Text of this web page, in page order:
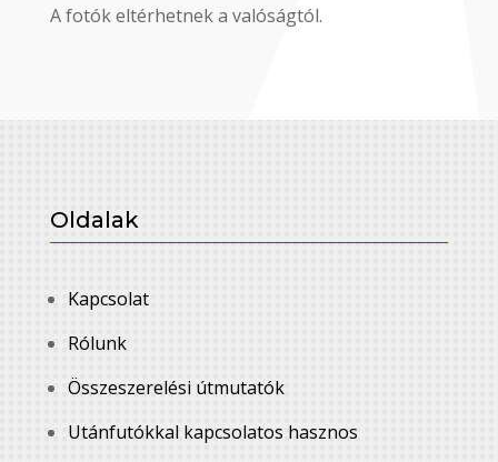
A fotók eltérhetnek a valóságtól.
Oldalak
Kapcsolat
Rólunk
Összeszerelési útmutatók
Utánfutókkal kapcsolatos hasznos